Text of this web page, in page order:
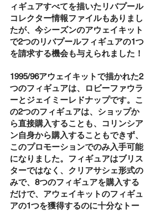
ィギュアすべてを描いたリバプール
コレクター情報ファイルもありまし
たが、今シーズンのアウェイキット
で2つのリバプールフィギュアの1つ
を請求する機会も与えられました！
1995/96アウェイキットで描かれた2
つのフィギュアは、ロビーファウラ
ーとジェイミーレドナップです。こ
の2つのフィギュアは、ショップか
ら直接購入することも、コリンシア
ン自身から購入することもできず、
このプロモーションでのみ入手可能
になりました。フィギュアはブリス
ターではなく、クリアサシェ形式の
みで、8つのフィギュアを購入する
だけで、アウェイキットのフィギュ
アの1つを獲得するのに十分なトー